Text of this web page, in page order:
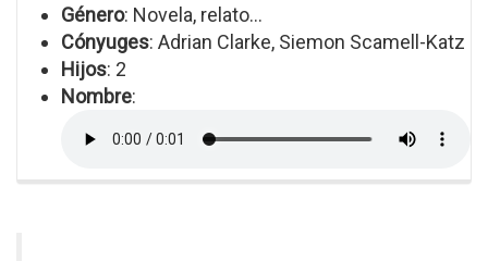
Género: Novela, relato...
Cónyuges: Adrian Clarke, Siemon Scamell-Katz
Hijos: 2
Nombre: